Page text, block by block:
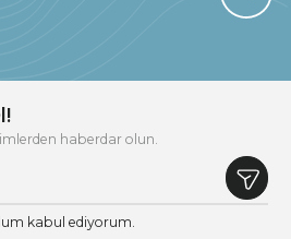
haberdar olun.
kabul ediyorum.